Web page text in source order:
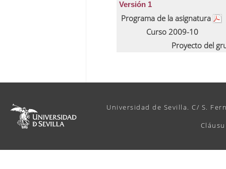
Versión 1
Programa de la asignatura
Curso 2009-10
Proyecto del
Universidad de Sevilla. C/ S.